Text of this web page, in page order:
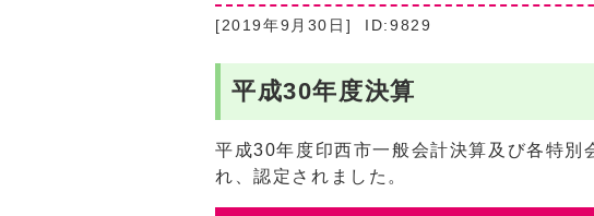
[2019年9月30日] ID:9829
平成30年度決算
平成30年度印西市一般会計決算及び各特
れ、認定されました。